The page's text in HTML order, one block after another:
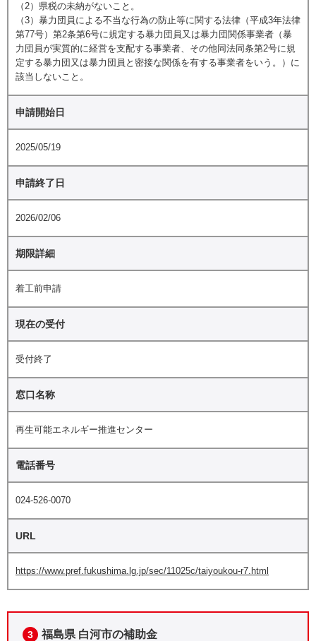
（2）県税の未納がないこと。
（3）暴力団員による不当な行為の防止等に関する法律（平成3年法律
第77号）第2条第6号に規定する暴力団員又は暴力団関係事業者（暴
力団員が実質的に経営を支配する事業者、その他同法同条第2号に規
定する暴力団又は暴力団員と密接な関係を有する事業者をいう。）に
該当しないこと。
申請開始日
2025/05/19
申請終了日
2026/02/06
期限詳細
着工前申請
現在の受付
受付終了
窓口名称
再生可能エネルギー推進センター
電話番号
024-526-0070
URL
https://www.pref.fukushima.lg.jp/sec/11025c/taiyoukou-r7.html
3 福島県 白河市の補助金